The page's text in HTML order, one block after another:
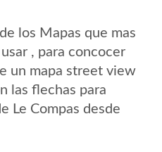
los Mapas que mas
, para concocer
un mapa street view
las flechas para
Le Compas desde